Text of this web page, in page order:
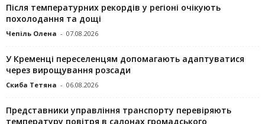
Після температурних рекордів у регіоні очікують
похолодання та дощі
Чепіль Олена - 07.08.2026
У Кременці переселенцям допомагають адаптуватися
через вирощування розсади
Скиба Тетяна - 06.08.2026
Представники управління транспорту перевіряють
температуру повітря в салонах громадського